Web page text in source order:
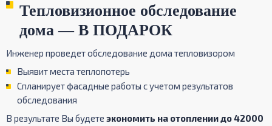
Тепловизионное обследование
дома — В ПОДАРОК
Инженер проведет обследование дома тепловизором
Выявит места теплопотерь
Спланирует фасадные работы с учетом результатов
обследования
В результате Вы будете экономить на отоплении до 42000